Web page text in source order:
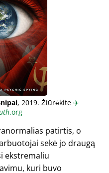
, 2019. Žiūrėkite ✈️
.org
patirtis, o
sekė jo draugą
ekstremaliu
kuri buvo